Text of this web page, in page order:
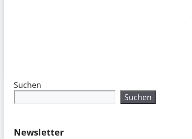
Suchen
Suchen
Newsletter